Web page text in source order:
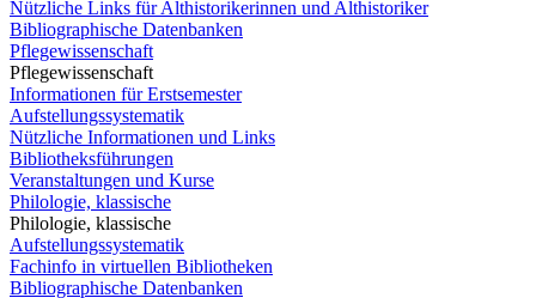
Nützliche Links für Althistorikerinnen und Althistoriker
Bibliographische Datenbanken
Pflegewissenschaft
Pflegewissenschaft
Informationen für Erstsemester
Aufstellungssystematik
Nützliche Informationen und Links
Bibliotheksführungen
Veranstaltungen und Kurse
Philologie, klassische
Philologie, klassische
Aufstellungssystematik
Fachinfo in virtuellen Bibliotheken
Bibliographische Datenbanken